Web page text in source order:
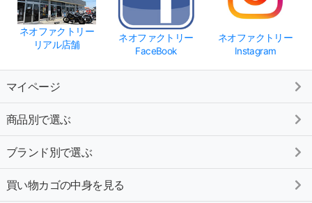
ネオファクトリー
リアル店舗
ネオファクトリー
FaceBook
ネオファクトリー
Instagram
マイページ
商品別で選ぶ
ブランド別で選ぶ
買い物カゴの中身を見る